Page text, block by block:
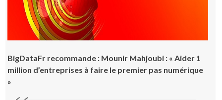
BigDataFr recommande : Mounir Mahjoubi : « Aider 1
million d’entreprises à faire le premier pas numérique
»